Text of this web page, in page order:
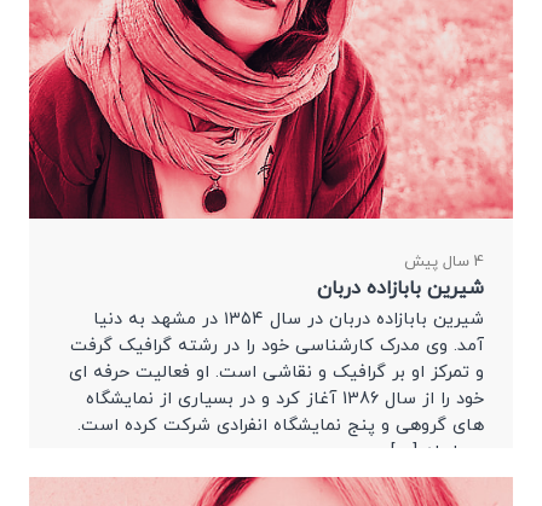
4 سال پیش
شیرین بابازاده دربان
شیرین بابازاده دربان در سال ۱۳۵۴ در مشهد به دنیا
آمد. وی مدرک کارشناسی خود را در رشته گرافیک گرفت
و تمرکز او بر گرافیک و نقاشی است. او فعالیت حرفه ای
خود را از سال 1386 آغاز کرد و در بسیاری از نمایشگاه
های گروهی و پنج نمایشگاه انفرادی شرکت کرده است.
در رابطه […]